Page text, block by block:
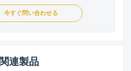
今すぐ問い合わせる
関連製品